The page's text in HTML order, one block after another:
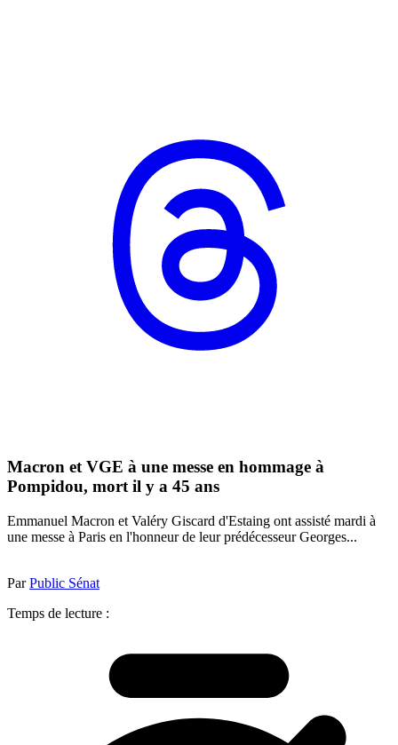
Macron et VGE à une messe en hommage à
Pompidou, mort il y a 45 ans
Emmanuel Macron et Valéry Giscard d'Estaing ont assisté mardi à
une messe à Paris en l'honneur de leur prédécesseur Georges...
ParPublic Sénat
Temps de lecture :